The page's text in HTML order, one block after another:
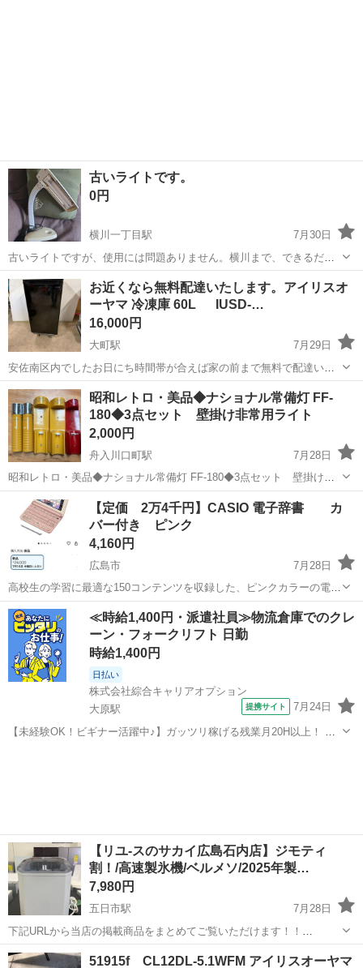
古いライトです。
0円
横川一丁目駅
7月30日
古いライトですが、使用には問題ありません。横川まで、できるだけ
早くとりにきてくれる方を優先させていただきます。 よろしくおねが
いします。
広島 広島市 横川一丁目駅 その他 ライト
お近くなら無料配達いたします。アイリスオ
ーヤマ 冷凍庫 60L IUSD-…
16,000円
大町駅
7月29日
安佐南区内でしたお日にち時間帯が合えば家の前まで無料で配達いた
します。 よろしくお願いいたします。 それ以外の地域の方で配達ご希
望の方は3000円～配達いたしますのでお気軽にお問い合わせくださ
い。 動作確認済みです...
広島 広島市 大町駅 その他 IUSD
昭和レトロ・美品◆ナショナル常備灯 FF-
180◆3点セット 壁掛け非常用ライト
2,000円
舟入川口町駅
7月28日
昭和レトロ・美品◆ナショナル常備灯 FF-180◆3点セット 壁掛け非
常用ライト 壁や柱に取り付けて、本体を引き抜くだけで、自動的に点
灯するタイプの常備灯です。 ほぼ未使用レベルの美品。動作チェック
済み。 ※単1電池は...
広島 広島市 舟入川口町駅 その他
【定価 2万4千円】CASIO 電子辞書 カ
バー付き ピンク
4,160円
広島市
7月28日
高校生の学習に最適な150コンテンツを収録した、ピンクカラーの電子
辞書本体です。 - メーカー: CASIO - カラー: ピンク 現在でも中古市場
などで手頃な学習用端末として人気があります。その主な特徴...
広島 広島市 その他 電子辞書
≪時給1,400円・派遣社員≫物流倉庫でのクレ
ーン・フォークリフト 日勤
時給1,400円
日払い
株式会社綜合キャリアオプション
大原駅
提携サイト 7月24日
【未経験OK！ビギナー活躍中♪】ガッツリ稼げる残業月20H以上！ く
【リユ-スのサカイ広島石内店】ジモティ
割！/高速製氷機/ベルメソ/2025年製…
7,980円
五日市駅
7月28日
下記URLから当店の掲載商品をまとめてご覧いただけます！！
https://jmty.jp/profiles/639922827fb74d2e84221f68/articles ...
広島 広島市
51915f CL12DL-5.1WFM アイリスオーヤマ